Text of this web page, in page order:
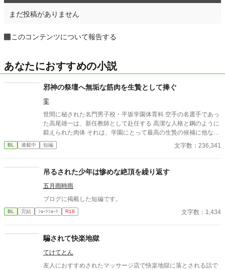
まだ投稿がありません
このコンテンツについて報告する
あなたにおすすめの小説
邪神の祭壇へ無垢な筋肉を生贄として捧ぐ
零
世間に秘された名門男子校・平坂学園体育科 空手の名選手であっ
た高尾雄一は、新任教師として赴任する 高潔な人格と鋼のように
鍛えられた肉体 それは、学園にとって最高の生贄の候補に他なら
なかった 至高の筋肉を持つ、精神を削られ意志をなくした青年を
太古の神に捧げるため、“水”、“風”、“土”の信奉者達が暗躍する 意
校で繰り広げられるダークファンタジー
BL 連載中 短編 文字数：236,341
吊るされた少年は惨めな絶頂を繰り返す
五月雨時雨
ブログに掲載した短編です。
BL 完結 ｼｮｰﾄｼｮｰﾄ R18 文字数：1,434
騙されて快楽地獄
てけてとん
友人におすすめされたマッサージ店で快楽地獄に落とされる話で